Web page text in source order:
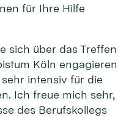
für Ihre Hilfe
sich über das Treffen
Köln engagieren
intensiv für die
Ich freue mich sehr,
des Berufskollegs